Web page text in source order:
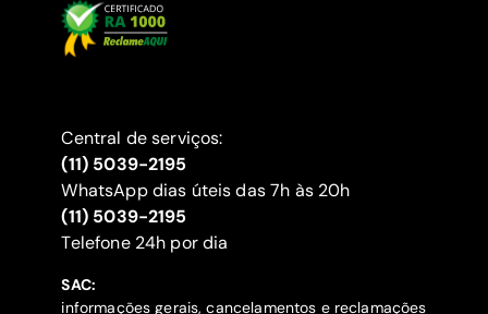
Central de serviços:
(11) 5039-2195
WhatsApp dias úteis das 7h às 20h
(11) 5039-2195
‍Telefone 24h por dia
SAC:
informações gerais, cancelamentos e reclamações